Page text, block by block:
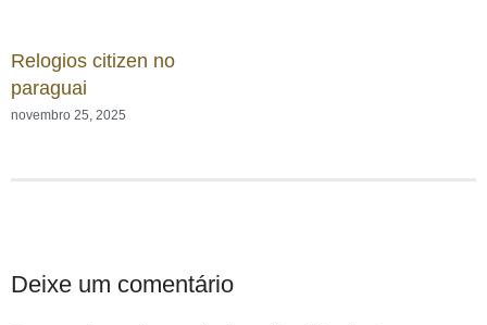
Relogios citizen no
paraguai
novembro 25, 2025
Deixe um comentário